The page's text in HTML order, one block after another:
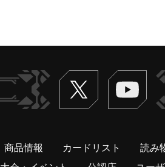
Twitter ヴ
商品情報 カードリスト 読み